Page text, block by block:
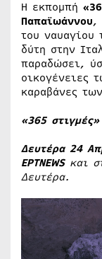
Η εκπομπή
Παπαϊωάννου,
του ναυαγίου
δύτη στην
παραδώσει,
οικογένειες
καραβάνες
«365
Δευτέρα 24
ΕΡΤNEWSκαι
Δευτέρα.